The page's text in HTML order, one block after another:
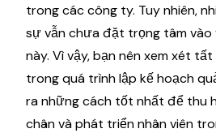
trong các công ty. Tuy nhiên,
sự vẫn chưa đặt trọng tâm vào
này. Vì vậy, bạn nên xem xét
trong quá trình lập kế hoạch
ra những cách tốt nhất để thu
chân và phát triển nhân viên